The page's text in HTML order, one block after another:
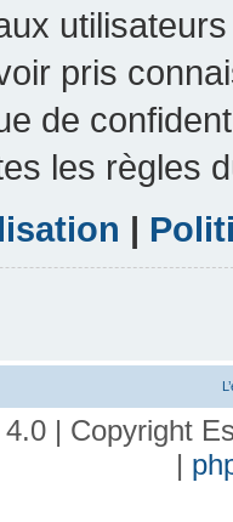
pris
de
les règles
|
| Copyright
|